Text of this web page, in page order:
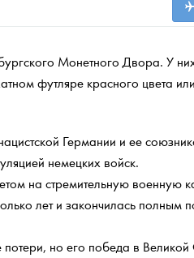
Монетного Двора. У них
футляре красного цвета
Германии и ее
немецких войск.
на стремительную военную
лет и закончилась
но его победа в